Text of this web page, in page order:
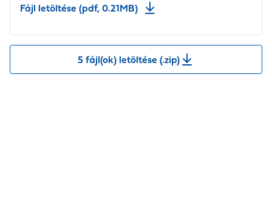
Fájl letöltése (pdf, 0.21MB)
5 fájl(ok) letöltése (.zip)